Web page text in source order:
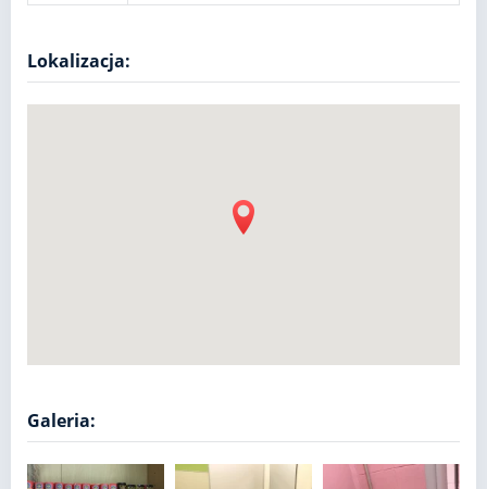
Lokalizacja:
Galeria: